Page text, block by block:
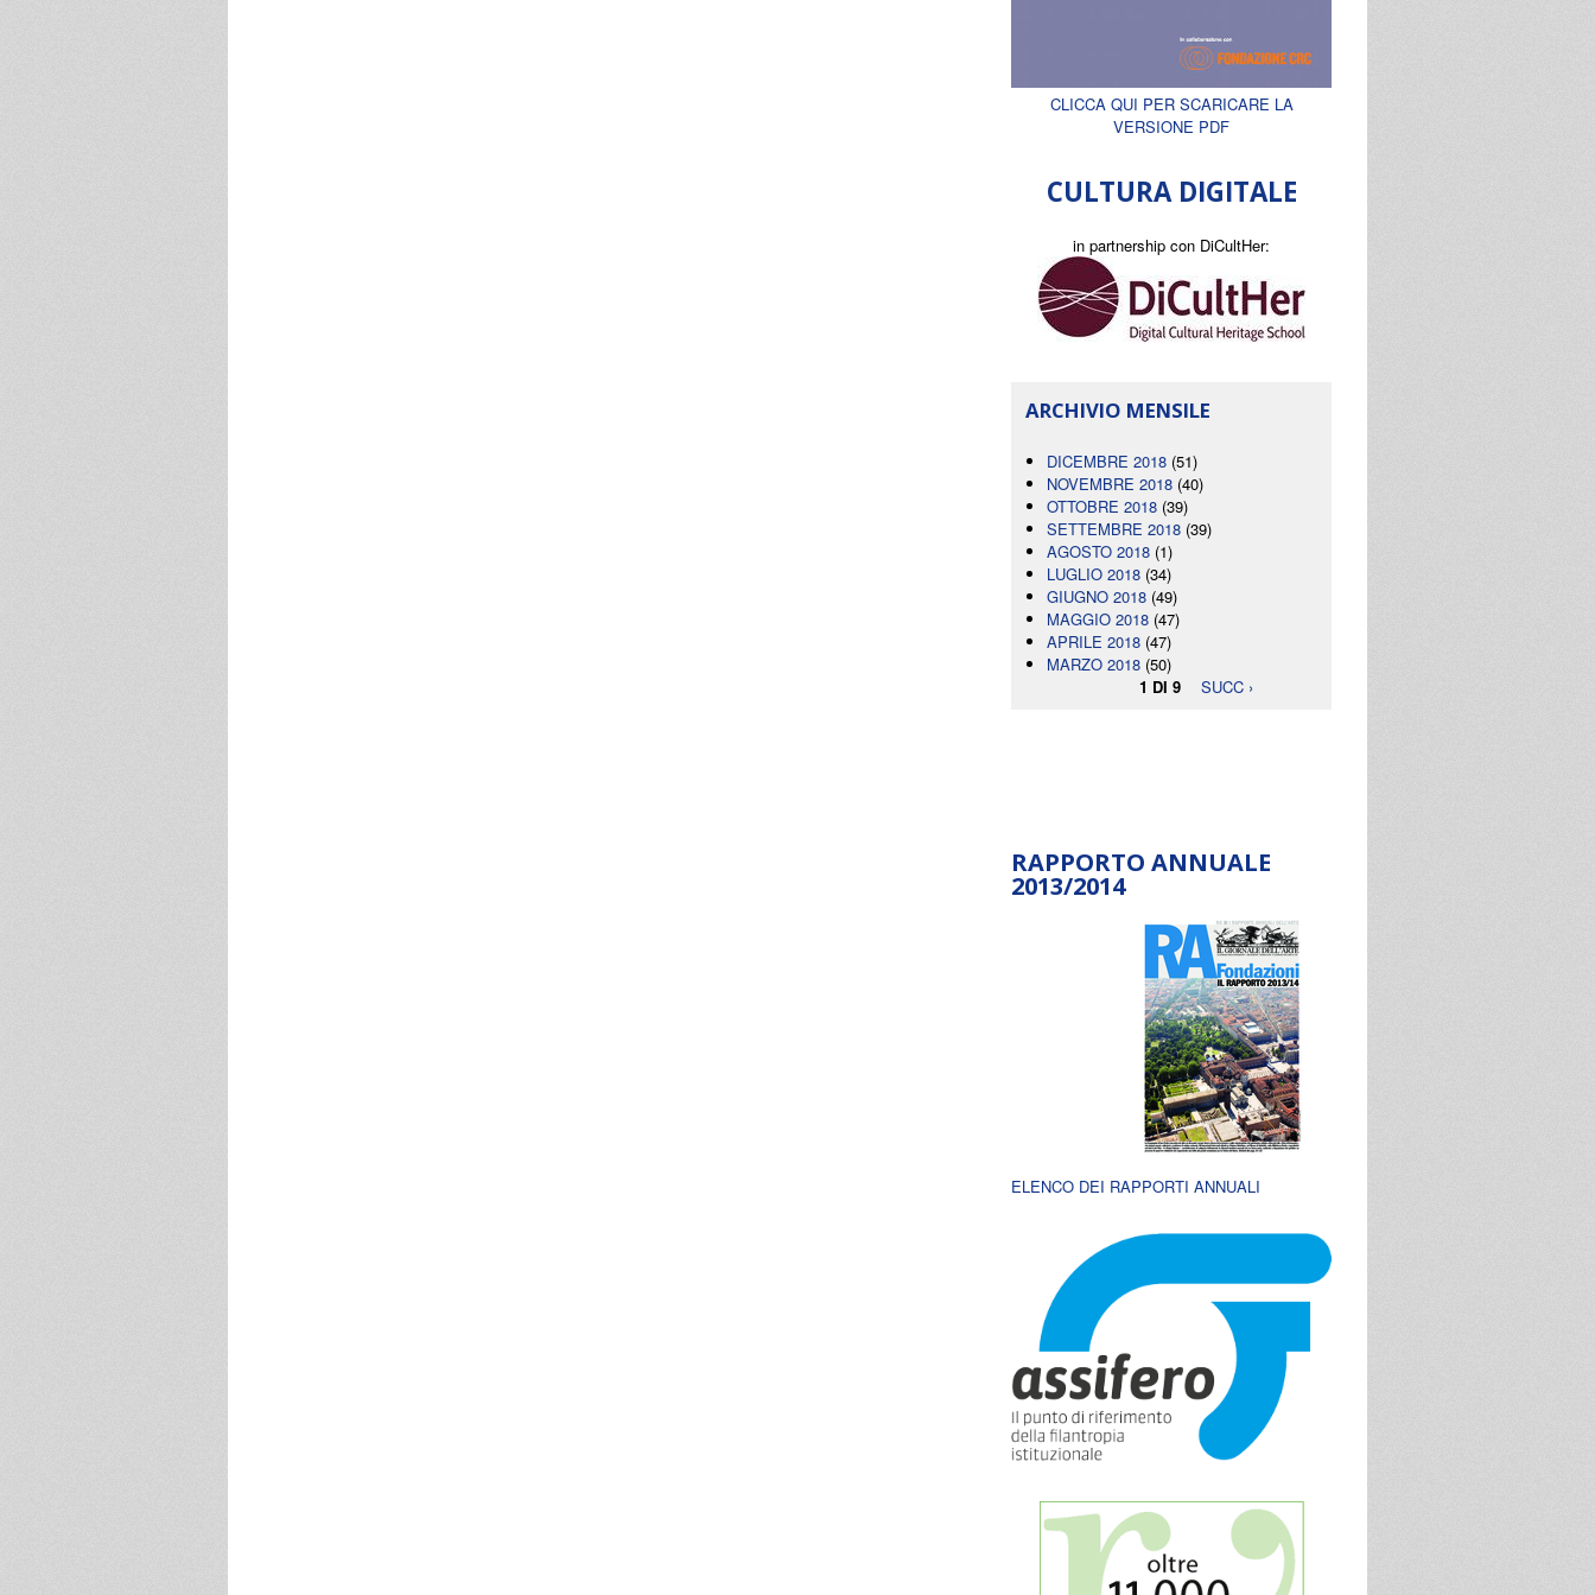
CLICCA QUI PER SCARICARE LA
VERSIONE PDF
CULTURA DIGITALE
in partnership con DiCultHer:
ARCHIVIO MENSILE
DICEMBRE 2018 (51)
NOVEMBRE 2018 (40)
OTTOBRE 2018 (39)
SETTEMBRE 2018 (39)
AGOSTO 2018 (1)
LUGLIO 2018 (34)
GIUGNO 2018 (49)
MAGGIO 2018 (47)
APRILE 2018 (47)
MARZO 2018 (50)
1 DI 9
SUCC ›
RAPPORTO ANNUALE
2013/2014
ELENCO DEI RAPPORTI ANNUALI